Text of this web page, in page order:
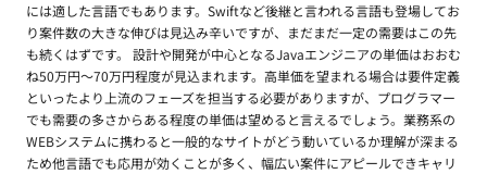
には適した言語でもあります。Swiftなど後継と言われる言語も登場してお
り案件数の大きな伸びは見込み辛いですが、まだまだ一定の需要はこの先
も続くはずです。 設計や開発が中心となるJavaエンジニアの単価はおおむ
ね50万円〜70万円程度が見込まれます。高単価を望まれる場合は要件定義
といったより上流のフェーズを担当する必要がありますが、プログラマー
でも需要の多さからある程度の単価は望めると言えるでしょう。業務系の
WEBシステムに携わると一般的なサイトがどう動いているか理解が深まる
ため他言語でも応用が効くことが多く、幅広い案件にアピールできキャリ